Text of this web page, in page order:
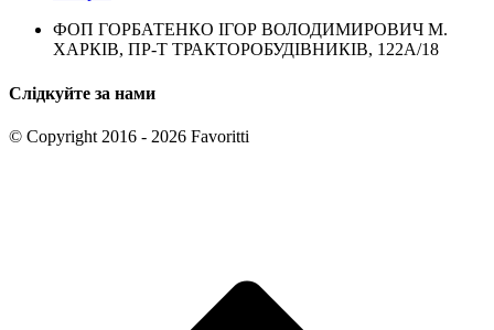
ФОП ГОРБАТЕНКО ІГОР ВОЛОДИМИРОВИЧ М.
ХАРКІВ, ПР-Т ТРАКТОРОБУДІВНИКІВ, 122А/18
Слідкуйте за нами
© Copyright 2016 - 2026 Favoritti